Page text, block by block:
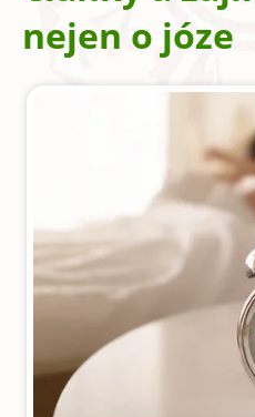
nejen o józe